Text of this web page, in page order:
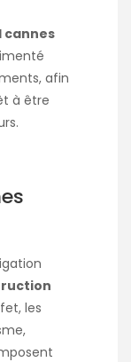
cannes
afin
à être
les